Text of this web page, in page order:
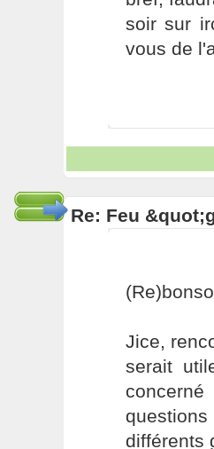
soir sur
vous de
Re: Feu
Jice,
serait
différents